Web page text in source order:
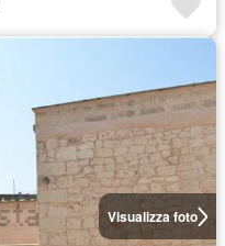
Visualizza foto